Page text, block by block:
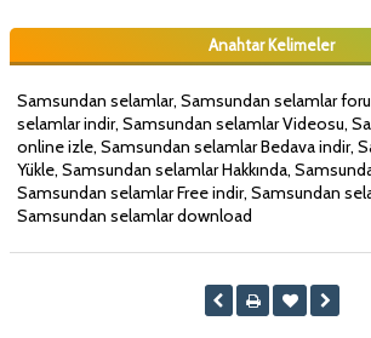
Anahtar Kelimeler
Samsundan selamlar, Samsundan selamlar
selamlar indir, Samsundan selamlar Videosu,
online izle, Samsundan selamlar Bedava indir,
Yükle, Samsundan selamlar Hakkında,
Samsundan selamlar Free indir, Samsundan
Samsundan selamlar download